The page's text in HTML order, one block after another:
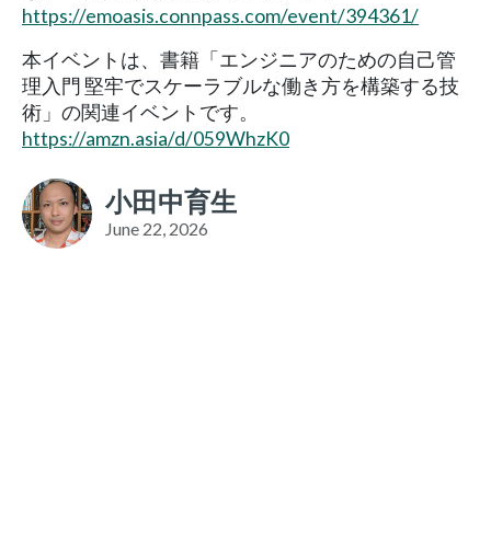
https://emoasis.connpass.com/event/394361/
本イベントは、書籍「エンジニアのための自己管
理入門 堅牢でスケーラブルな働き方を構築する技
術」の関連イベントです。
https://amzn.asia/d/059WhzK0
小田中育生
June 22, 2026